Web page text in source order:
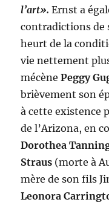
l’art». Ernst a
contradictions de
heurt de la
vie nettement
mécènePeggy
brièvement son
à cette existence
de l’Arizona, en
Dorothea
Straus (morte à
mère de son fils
Leonora